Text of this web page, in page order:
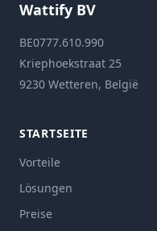
Wattify BV
BE0777.610.990
Kriephoekstraat 25
9230 Wetteren, België
STARTSEITE
Vorteile
Lösungen
Preise